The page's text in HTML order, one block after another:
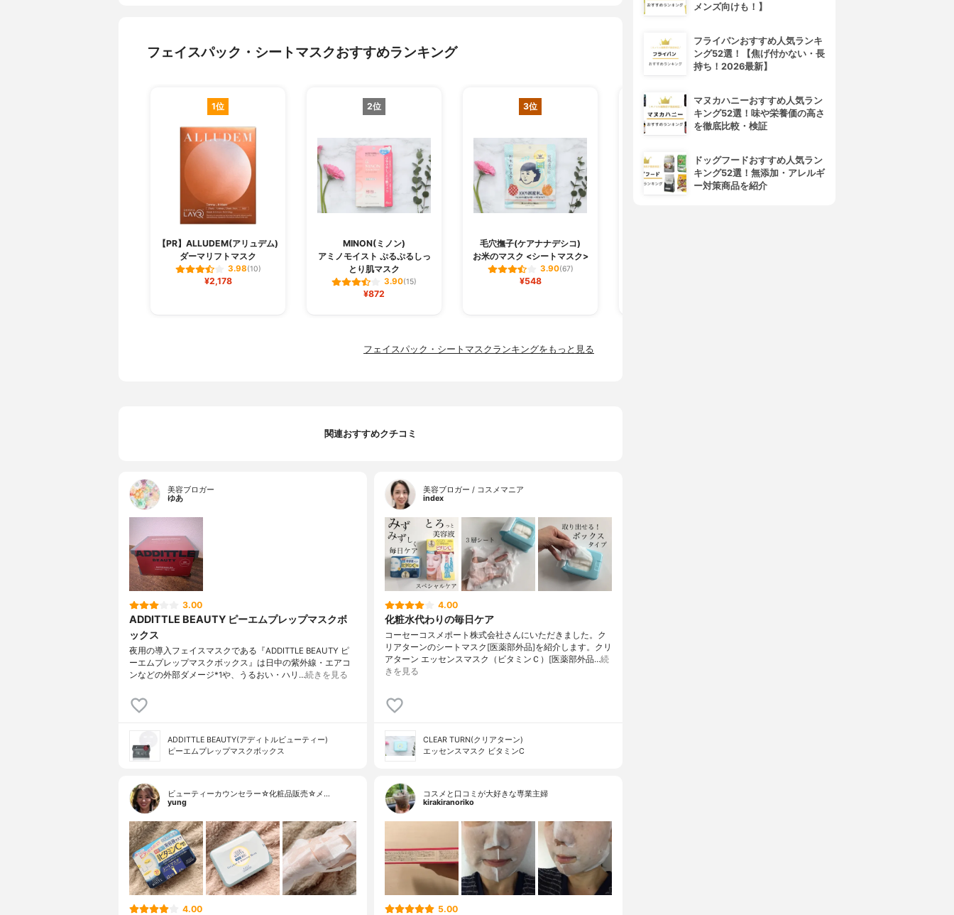
フェイスパック・シートマスクおすすめランキング
1位
【PR】ALLUDEM(アリュデム)
ダーマリフトマスク
3.98(10)
¥2,178
2位
MINON(ミノン)
アミノモイスト ぷるぷるしっ
とり肌マスク
3.90(15)
¥872
3位
毛穴撫子(ケアナナデシコ)
お米のマスク <シートマスク>
3.90(67)
¥548
4位
フェイスパック・シートマスクランキングをもっと見る
関連おすすめクチコミ
美容ブロガー
ゆあ
3.00
ADDITTLE BEAUTY ピーエムプレップマスクボ
ックス
夜用の導入フェイスマスクである『ADDITTLE BEAUTY ピ
ーエムプレップマスクボックス』は日中の紫外線・エアコ
ンなどの外部ダメージ*1や、うるおい・ハリ…続きを見る
ADDITTLE BEAUTY(アディトルビューティー)
ピーエムプレップマスクボックス
美容ブロガー / コスメマニア
index
4.00
化粧水代わりの毎日ケア
コーセーコスメポート株式会社さんにいただきました。ク
リアターンのシートマスク[医薬部外品]を紹介します。クリ
アターン エッセンスマスク（ビタミンＣ）[医薬部外品…続
きを見る
CLEAR TURN(クリアターン)
エッセンスマスク ビタミンC
ビューティーカウンセラー☆化粧品販売☆メ…
yung
4.00
コスメと口コミが大好きな専業主婦
kirakiranoriko
5.00
メンズ向けも！】
フライパンおすすめ人気ランキ
ング52選！【焦げ付かない・長
持ち！2026最新】
マヌカハニーおすすめ人気ラン
キング52選！味や栄養価の高さ
を徹底比較・検証
ドッグフードおすすめ人気ラン
キング52選！無添加・アレルギ
ー対策商品を紹介